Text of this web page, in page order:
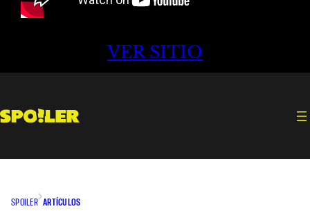
VER SITIO
SPOILER ARTÍCULOS